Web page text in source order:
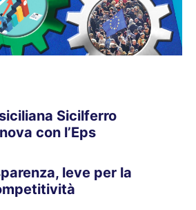
Sicilferro
con l’Eps
leve per la